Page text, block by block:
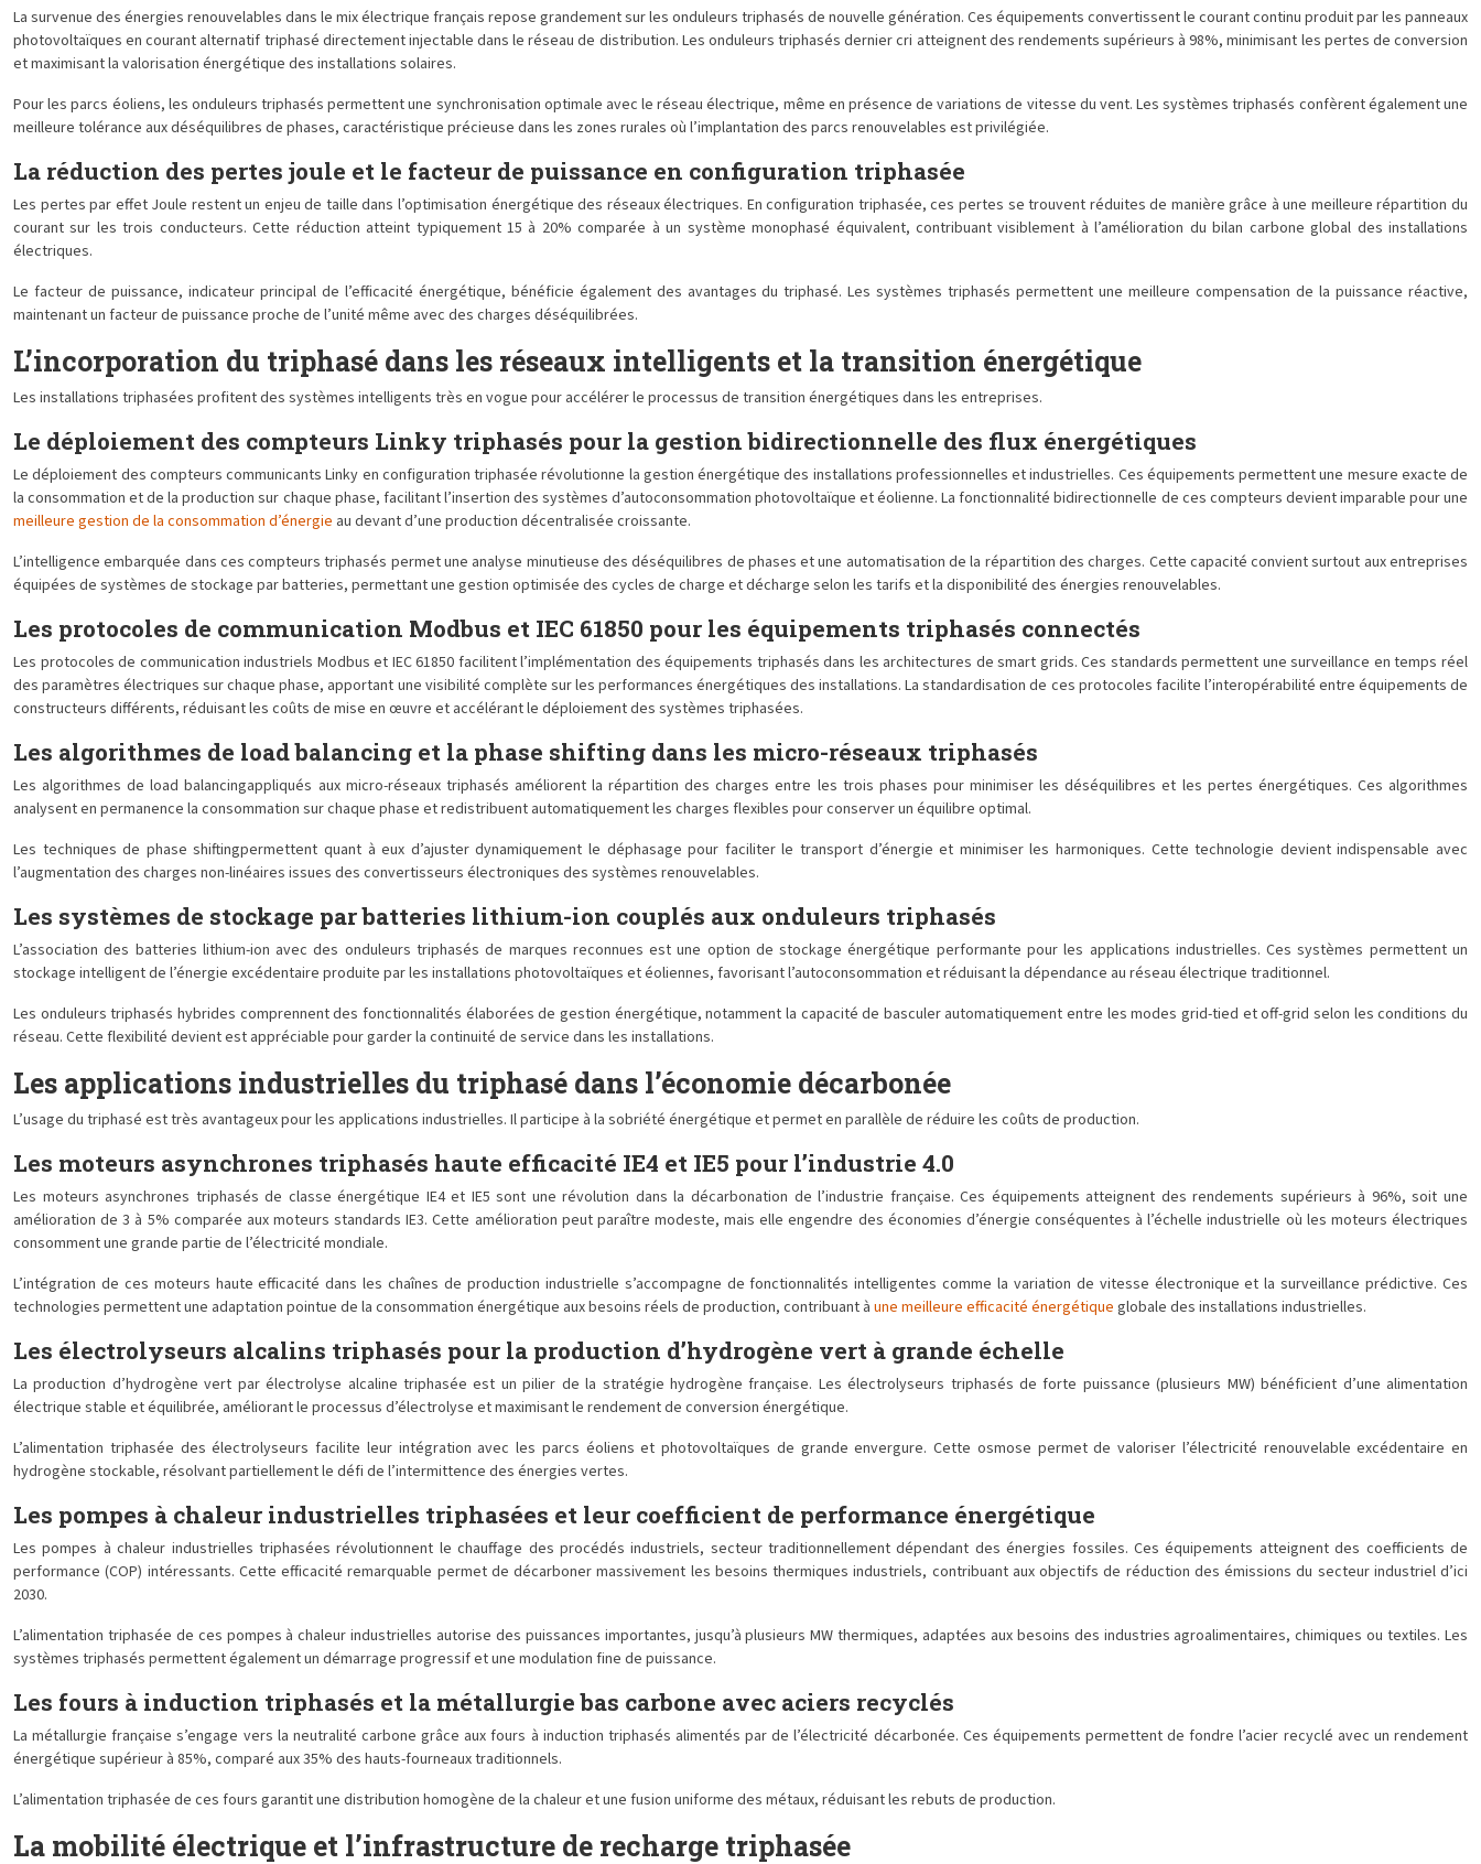
La survenue des énergies renouvelables dans le mix électrique français repose grandement sur les onduleurs triphasés de nouvelle génération. Ces équipements convertissent le courant continu produit par les panneaux
photovoltaïques en courant alternatif triphasé directement injectable dans le réseau de distribution. Les onduleurs triphasés dernier cri atteignent des rendements supérieurs à 98%, minimisant les pertes de conversion
et maximisant la valorisation énergétique des installations solaires.
Pour les parcs éoliens, les onduleurs triphasés permettent une synchronisation optimale avec le réseau électrique, même en présence de variations de vitesse du vent. Les systèmes triphasés confèrent également une
meilleure tolérance aux déséquilibres de phases, caractéristique précieuse dans les zones rurales où l’implantation des parcs renouvelables est privilégiée.
La réduction des pertes joule et le facteur de puissance en configuration triphasée
Les pertes par effet Joule restent un enjeu de taille dans l’optimisation énergétique des réseaux électriques. En configuration triphasée, ces pertes se trouvent réduites de manière grâce à une meilleure répartition du
courant sur les trois conducteurs. Cette réduction atteint typiquement 15 à 20% comparée à un système monophasé équivalent, contribuant visiblement à l’amélioration du bilan carbone global des installations
électriques.
Le facteur de puissance, indicateur principal de l’efficacité énergétique, bénéficie également des avantages du triphasé. Les systèmes triphasés permettent une meilleure compensation de la puissance réactive,
maintenant un facteur de puissance proche de l’unité même avec des charges déséquilibrées.
L’incorporation du triphasé dans les réseaux intelligents et la transition énergétique
Les installations triphasées profitent des systèmes intelligents très en vogue pour accélérer le processus de transition énergétiques dans les entreprises.
Le déploiement des compteurs Linky triphasés pour la gestion bidirectionnelle des flux énergétiques
Le déploiement des compteurs communicants Linky en configuration triphasée révolutionne la gestion énergétique des installations professionnelles et industrielles. Ces équipements permettent une mesure exacte de
la consommation et de la production sur chaque phase, facilitant l’insertion des systèmes d’autoconsommation photovoltaïque et éolienne. La fonctionnalité bidirectionnelle de ces compteurs devient imparable pour une
meilleure gestion de la consommation d’énergie au devant d’une production décentralisée croissante.
L’intelligence embarquée dans ces compteurs triphasés permet une analyse minutieuse des déséquilibres de phases et une automatisation de la répartition des charges. Cette capacité convient surtout aux entreprises
équipées de systèmes de stockage par batteries, permettant une gestion optimisée des cycles de charge et décharge selon les tarifs et la disponibilité des énergies renouvelables.
Les protocoles de communication Modbus et IEC 61850 pour les équipements triphasés connectés
Les protocoles de communication industriels Modbus et IEC 61850 facilitent l’implémentation des équipements triphasés dans les architectures de smart grids. Ces standards permettent une surveillance en temps réel
des paramètres électriques sur chaque phase, apportant une visibilité complète sur les performances énergétiques des installations. La standardisation de ces protocoles facilite l’interopérabilité entre équipements de
constructeurs différents, réduisant les coûts de mise en œuvre et accélérant le déploiement des systèmes triphasées.
Les algorithmes de load balancing et la phase shifting dans les micro-réseaux triphasés
Les algorithmes de load balancingappliqués aux micro-réseaux triphasés améliorent la répartition des charges entre les trois phases pour minimiser les déséquilibres et les pertes énergétiques. Ces algorithmes
analysent en permanence la consommation sur chaque phase et redistribuent automatiquement les charges flexibles pour conserver un équilibre optimal.
Les techniques de phase shiftingpermettent quant à eux d’ajuster dynamiquement le déphasage pour faciliter le transport d’énergie et minimiser les harmoniques. Cette technologie devient indispensable avec
l’augmentation des charges non-linéaires issues des convertisseurs électroniques des systèmes renouvelables.
Les systèmes de stockage par batteries lithium-ion couplés aux onduleurs triphasés
L’association des batteries lithium-ion avec des onduleurs triphasés de marques reconnues est une option de stockage énergétique performante pour les applications industrielles. Ces systèmes permettent un
stockage intelligent de l’énergie excédentaire produite par les installations photovoltaïques et éoliennes, favorisant l’autoconsommation et réduisant la dépendance au réseau électrique traditionnel.
Les onduleurs triphasés hybrides comprennent des fonctionnalités élaborées de gestion énergétique, notamment la capacité de basculer automatiquement entre les modes grid-tied et off-grid selon les conditions du
réseau. Cette flexibilité devient est appréciable pour garder la continuité de service dans les installations.
Les applications industrielles du triphasé dans l’économie décarbonée
L’usage du triphasé est très avantageux pour les applications industrielles. Il participe à la sobriété énergétique et permet en parallèle de réduire les coûts de production.
Les moteurs asynchrones triphasés haute efficacité IE4 et IE5 pour l’industrie 4.0
Les moteurs asynchrones triphasés de classe énergétique IE4 et IE5 sont une révolution dans la décarbonation de l’industrie française. Ces équipements atteignent des rendements supérieurs à 96%, soit une
amélioration de 3 à 5% comparée aux moteurs standards IE3. Cette amélioration peut paraître modeste, mais elle engendre des économies d’énergie conséquentes à l’échelle industrielle où les moteurs électriques
consomment une grande partie de l’électricité mondiale.
L’intégration de ces moteurs haute efficacité dans les chaînes de production industrielle s’accompagne de fonctionnalités intelligentes comme la variation de vitesse électronique et la surveillance prédictive. Ces
technologies permettent une adaptation pointue de la consommation énergétique aux besoins réels de production, contribuant à une meilleure efficacité énergétique globale des installations industrielles.
Les électrolyseurs alcalins triphasés pour la production d’hydrogène vert à grande échelle
La production d’hydrogène vert par électrolyse alcaline triphasée est un pilier de la stratégie hydrogène française. Les électrolyseurs triphasés de forte puissance (plusieurs MW) bénéficient d’une alimentation
électrique stable et équilibrée, améliorant le processus d’électrolyse et maximisant le rendement de conversion énergétique.
L’alimentation triphasée des électrolyseurs facilite leur intégration avec les parcs éoliens et photovoltaïques de grande envergure. Cette osmose permet de valoriser l’électricité renouvelable excédentaire en
hydrogène stockable, résolvant partiellement le défi de l’intermittence des énergies vertes.
Les pompes à chaleur industrielles triphasées et leur coefficient de performance énergétique
Les pompes à chaleur industrielles triphasées révolutionnent le chauffage des procédés industriels, secteur traditionnellement dépendant des énergies fossiles. Ces équipements atteignent des coefficients de
performance (COP) intéressants. Cette efficacité remarquable permet de décarboner massivement les besoins thermiques industriels, contribuant aux objectifs de réduction des émissions du secteur industriel d’ici
2030.
L’alimentation triphasée de ces pompes à chaleur industrielles autorise des puissances importantes, jusqu’à plusieurs MW thermiques, adaptées aux besoins des industries agroalimentaires, chimiques ou textiles. Les
systèmes triphasés permettent également un démarrage progressif et une modulation fine de puissance.
Les fours à induction triphasés et la métallurgie bas carbone avec aciers recyclés
La métallurgie française s’engage vers la neutralité carbone grâce aux fours à induction triphasés alimentés par de l’électricité décarbonée. Ces équipements permettent de fondre l’acier recyclé avec un rendement
énergétique supérieur à 85%, comparé aux 35% des hauts-fourneaux traditionnels.
L’alimentation triphasée de ces fours garantit une distribution homogène de la chaleur et une fusion uniforme des métaux, réduisant les rebuts de production.
La mobilité électrique et l’infrastructure de recharge triphasée